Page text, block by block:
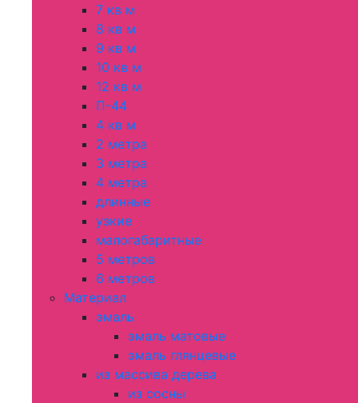
7 кв м
8 кв м
9 кв м
10 кв м
12 кв м
П-44
4 кв м
2 метра
3 метра
4 метра
длинные
узкие
малогабаритные
5 метров
6 метров
Материал
эмаль
эмаль матовые
эмаль глянцевые
из массива дерева
из сосны